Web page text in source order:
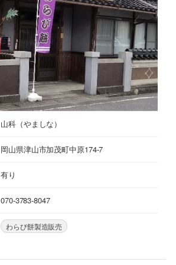
山科（やましな）
岡山県津山市加茂町中原174-7
有り
070-3783-8047
わらび餅製造販売